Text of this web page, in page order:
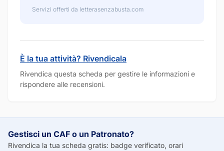
Servizi offerti da letterasenzabusta.com
È la tua attività? Rivendicala
Rivendica questa scheda per gestire le informazioni e
rispondere alle recensioni.
Gestisci un CAF o un Patronato?
Rivendica la tua scheda gratis: badge verificato, orari